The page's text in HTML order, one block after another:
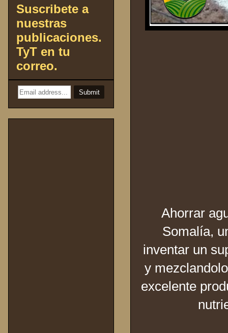
Ahorrar
Somalía,
inventar un
y
excelente
Suscribete a
nuestras
publicaciones.
TyT en tu
correo.